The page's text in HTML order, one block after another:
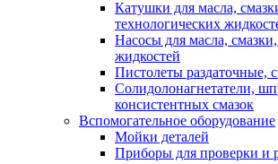
Катушки для масла,
технологических
Насосы для масла,
жидкостей
Пистолеты раздаточные,
Солидолонагнетатели,
консистентных смазок
Вспомогательное оборудование
Мойки деталей
Приборы для проверки и